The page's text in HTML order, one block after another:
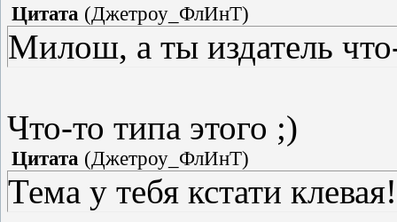
Цитата (Джетроу_ФлИнТ)
Милош, а ты издатель
Что-то типа этого ;)
Цитата (Джетроу_ФлИнТ)
Тема у тебя кстати клевая!